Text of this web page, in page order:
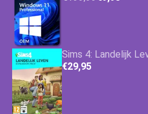
Sims 4: Landelijk
€29,95